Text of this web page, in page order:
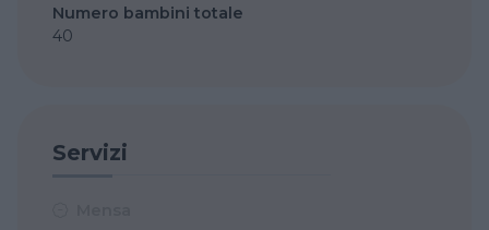
Numero bambini totale
40
Servizi